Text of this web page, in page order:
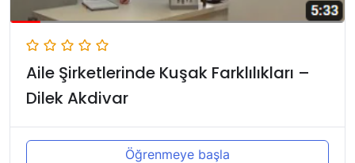
Aile Şirketlerinde Kuşak Farklılıkları –
Dilek Akdivar
Öğrenmeye başla